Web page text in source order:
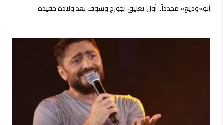
أبو«وديع» مجدداً.. أول تعليق لجورج وسوف بعد ولادة حفيده